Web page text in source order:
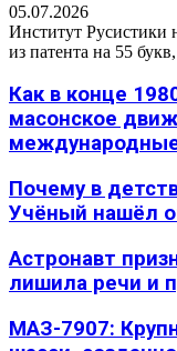
05.07.2026
Институт Русистики
из патента на 55
Как в конце
масонское
Почему в
Учёный нашёл
Астронавт
лишила речи и
МАЗ-7907: